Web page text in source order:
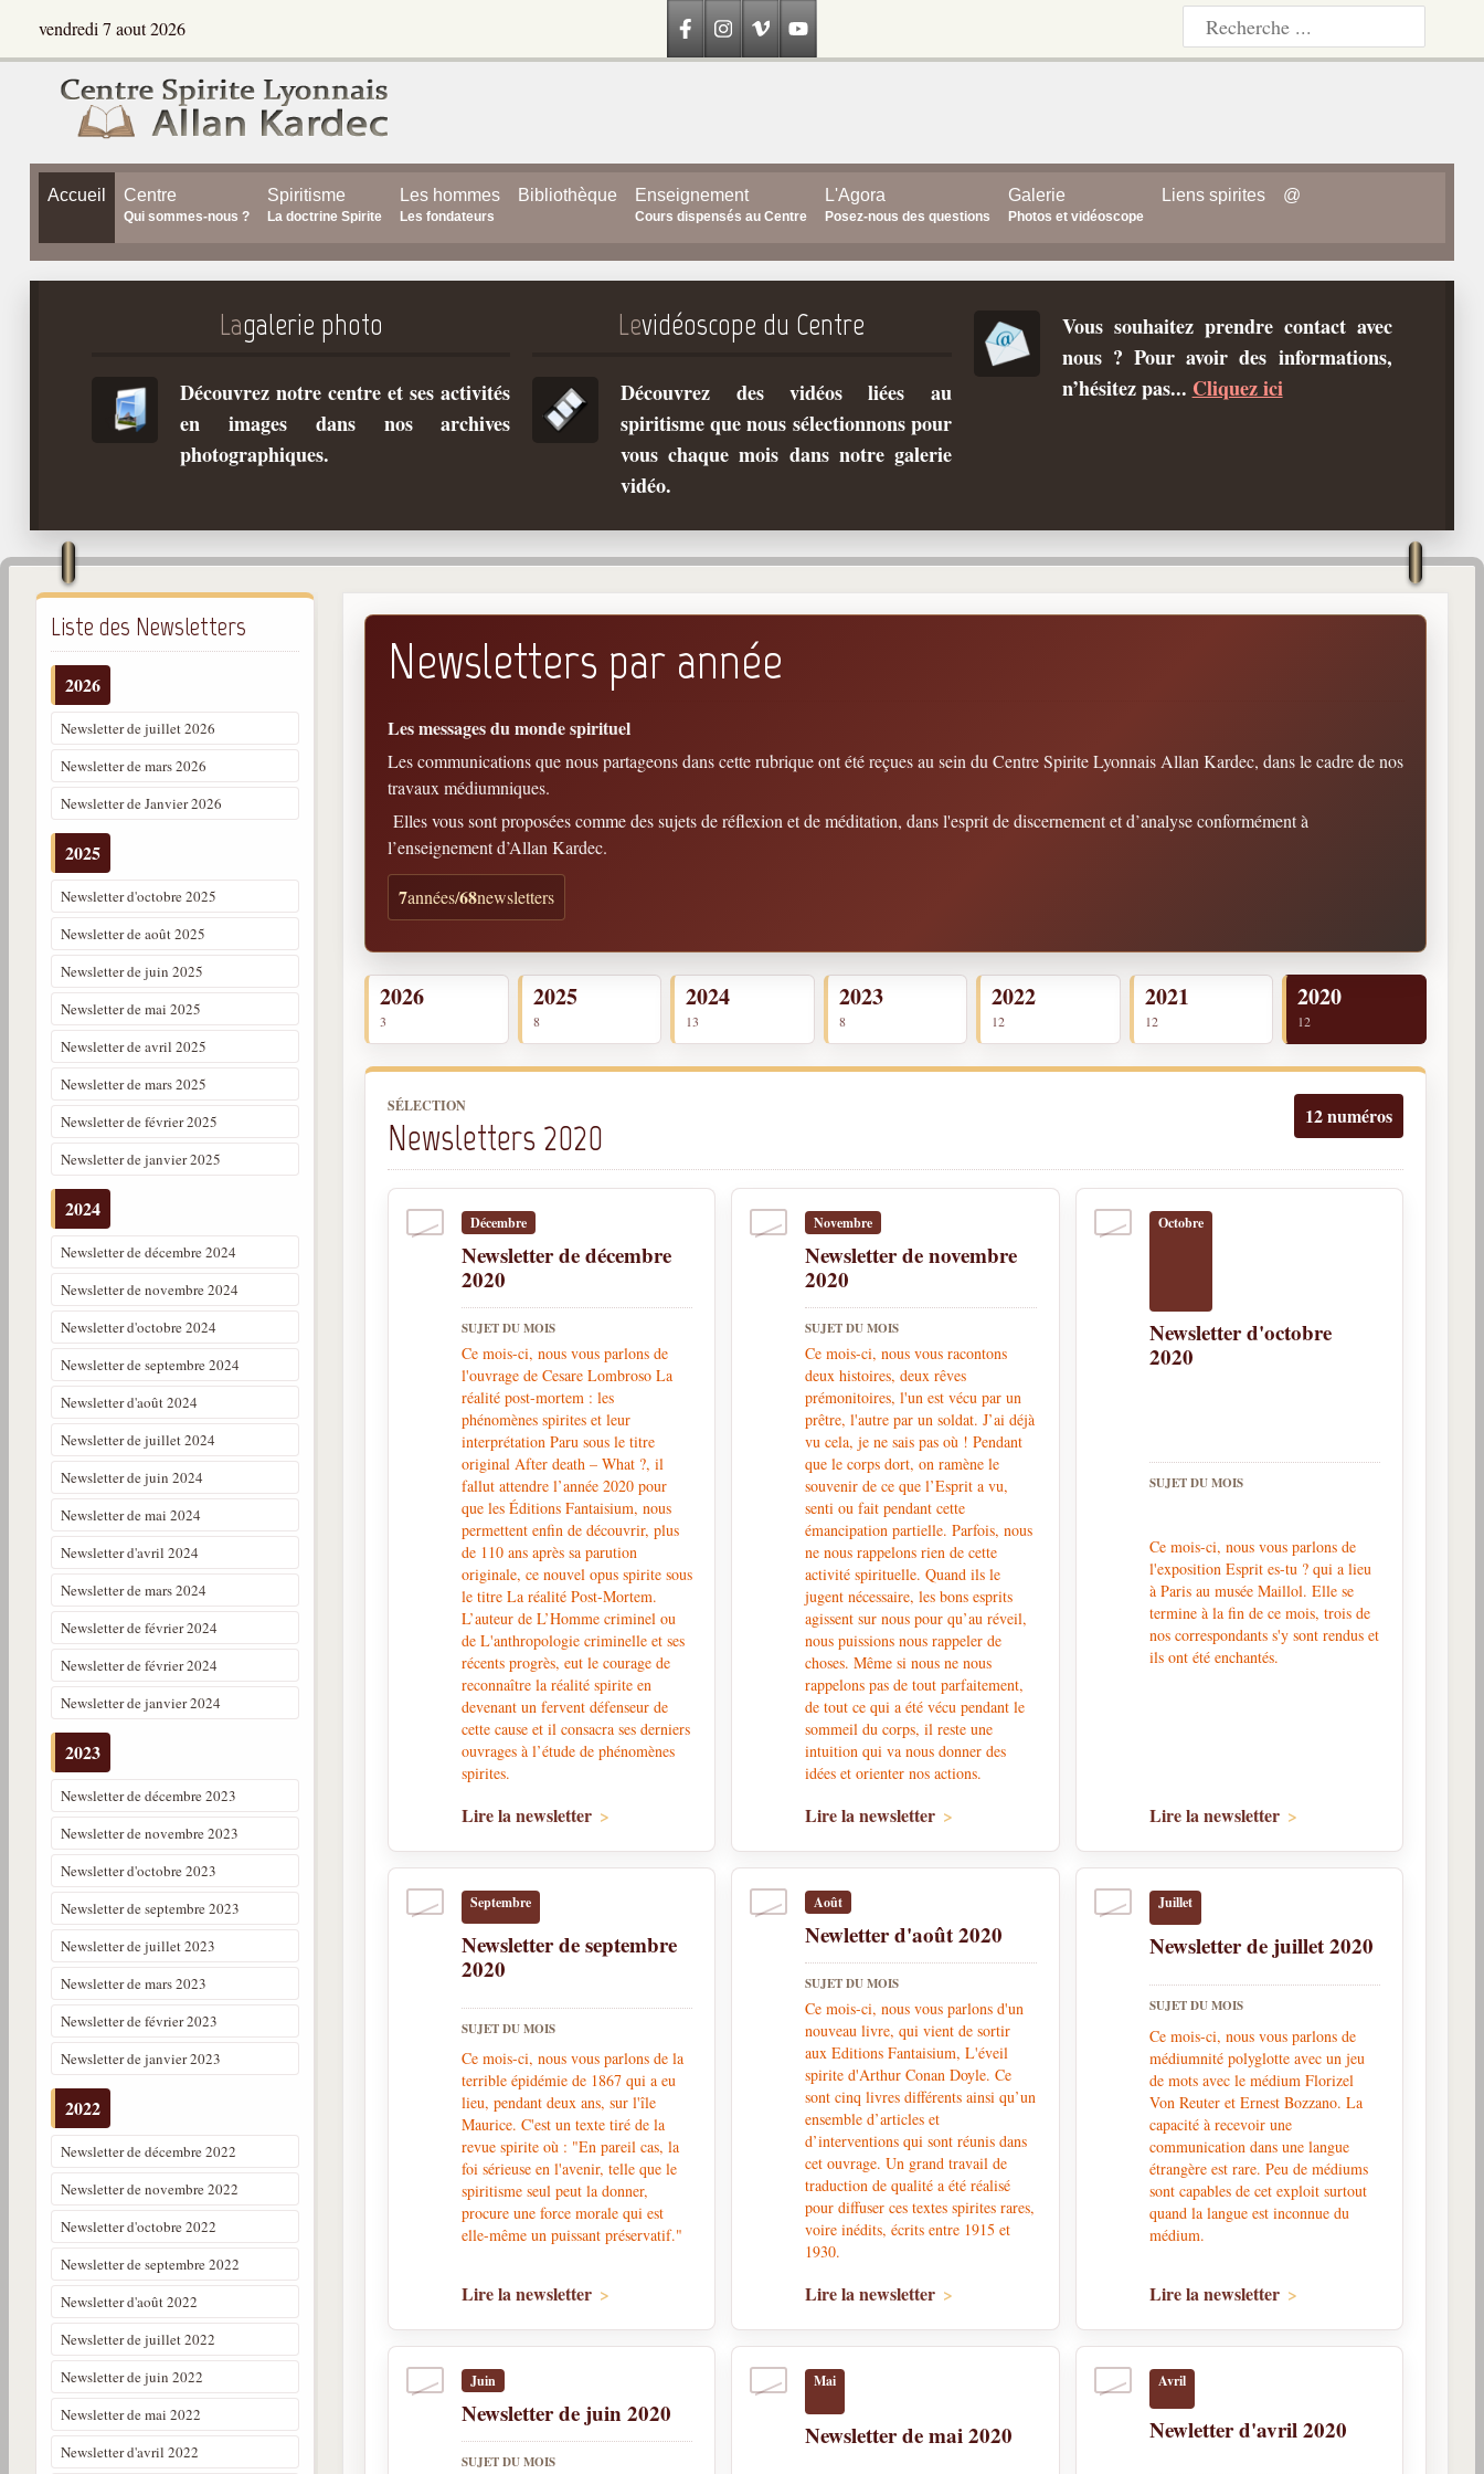
vendredi 7 aout 2026
Accueil Centre
Qui sommes-nous ?
Spiritisme
La doctrine Spirite
Les hommes
Les fondateurs
Bibliothèque Enseignement
Cours dispensés au Centre
L'Agora
Posez-nous des questions
Galerie
Photos et vidéoscope
Liens spirites @
Lagalerie photo
Découvrez notre centre et ses activités
en images dans nos archives
photographiques.
Levidéoscope du Centre
Découvrez des vidéos liées au
spiritisme que nous sélectionnons pour
vous chaque mois dans notre galerie
vidéo.
Vous souhaitez prendre contact avec
nous ? Pour avoir des informations,
n’hésitez pas... Cliquez ici
Liste des Newsletters
2026
Newsletter de juillet 2026
Newsletter de mars 2026
Newsletter de Janvier 2026
2025
Newsletter d'octobre 2025
Newsletter de août 2025
Newsletter de juin 2025
Newsletter de mai 2025
Newsletter de avril 2025
Newsletter de mars 2025
Newsletter de février 2025
Newsletter de janvier 2025
2024
Newsletter de décembre 2024
Newsletter de novembre 2024
Newsletter d'octobre 2024
Newsletter de septembre 2024
Newsletter d'août 2024
Newsletter de juillet 2024
Newsletter de juin 2024
Newsletter de mai 2024
Newsletter d'avril 2024
Newsletter de mars 2024
Newsletter de février 2024
Newsletter de février 2024
Newsletter de janvier 2024
2023
Newsletter de décembre 2023
Newsletter de novembre 2023
Newsletter d'octobre 2023
Newsletter de septembre 2023
Newsletter de juillet 2023
Newsletter de mars 2023
Newsletter de février 2023
Newsletter de janvier 2023
2022
Newsletter de décembre 2022
Newsletter de novembre 2022
Newsletter d'octobre 2022
Newsletter de septembre 2022
Newsletter d'août 2022
Newsletter de juillet 2022
Newsletter de juin 2022
Newsletter de mai 2022
Newsletter d'avril 2022
Newsletters par année
Les messages du monde spirituel
Les communications que nous partageons dans cette rubrique ont été reçues au sein du Centre Spirite Lyonnais Allan Kardec, dans le cadre de nos
travaux médiumniques.
Elles vous sont proposées comme des sujets de réflexion et de méditation, dans l'esprit de discernement et d’analyse conformément à
l’enseignement d’Allan Kardec.
7années/68newsletters
2026
3
2025
8
2024
13
2023
8
2022
12
2021
12
2020
12
SÉLECTION
Newsletters 2020
12 numéros
Décembre
Newsletter de décembre
2020
SUJET DU MOIS
Ce mois-ci, nous vous parlons de
l'ouvrage de Cesare Lombroso La
réalité post-mortem : les
phénomènes spirites et leur
interprétation Paru sous le titre
original After death – What ?, il
fallut attendre l’année 2020 pour
que les Éditions Fantaisium, nous
permettent enfin de découvrir, plus
de 110 ans après sa parution
originale, ce nouvel opus spirite sous
le titre La réalité Post-Mortem.
L’auteur de L’Homme criminel ou
de L'anthropologie criminelle et ses
récents progrès, eut le courage de
reconnaître la réalité spirite en
devenant un fervent défenseur de
cette cause et il consacra ses derniers
ouvrages à l’étude de phénomènes
spirites.
Lire la newsletter
Novembre
Newsletter de novembre
2020
SUJET DU MOIS
Ce mois-ci, nous vous racontons
deux histoires, deux rêves
prémonitoires, l'un est vécu par un
prêtre, l'autre par un soldat. J’ai déjà
vu cela, je ne sais pas où ! Pendant
que le corps dort, on ramène le
souvenir de ce que l’Esprit a vu,
senti ou fait pendant cette
émancipation partielle. Parfois, nous
ne nous rappelons rien de cette
activité spirituelle. Quand ils le
jugent nécessaire, les bons esprits
agissent sur nous pour qu’au réveil,
nous puissions nous rappeler de
choses. Même si nous ne nous
rappelons pas de tout parfaitement,
de tout ce qui a été vécu pendant le
sommeil du corps, il reste une
intuition qui va nous donner des
idées et orienter nos actions.
Lire la newsletter
Octobre
Newsletter d'octobre
2020
SUJET DU MOIS
Ce mois-ci, nous vous parlons de
l'exposition Esprit es-tu ? qui a lieu
à Paris au musée Maillol. Elle se
termine à la fin de ce mois, trois de
nos correspondants s'y sont rendus et
ils ont été enchantés.
Lire la newsletter
Septembre
Newsletter de septembre
2020
SUJET DU MOIS
Ce mois-ci, nous vous parlons de la
terrible épidémie de 1867 qui a eu
lieu, pendant deux ans, sur l'île
Maurice. C'est un texte tiré de la
revue spirite où : "En pareil cas, la
foi sérieuse en l'avenir, telle que le
spiritisme seul peut la donner,
procure une force morale qui est
elle-même un puissant préservatif."
Lire la newsletter
Août
Newletter d'août 2020
SUJET DU MOIS
Ce mois-ci, nous vous parlons d'un
nouveau livre, qui vient de sortir
aux Editions Fantaisium, L'éveil
spirite d'Arthur Conan Doyle. Ce
sont cinq livres différents ainsi qu’un
ensemble d’articles et
d’interventions qui sont réunis dans
cet ouvrage. Un grand travail de
traduction de qualité a été réalisé
pour diffuser ces textes spirites rares,
voire inédits, écrits entre 1915 et
1930.
Lire la newsletter
Juillet
Newsletter de juillet 2020
SUJET DU MOIS
Ce mois-ci, nous vous parlons de
médiumnité polyglotte avec un jeu
de mots avec le médium Florizel
Von Reuter et Ernest Bozzano. La
capacité à recevoir une
communication dans une langue
étrangère est rare. Peu de médiums
sont capables de cet exploit surtout
quand la langue est inconnue du
médium.
Lire la newsletter
Juin
Newsletter de juin 2020
SUJET DU MOIS
Mai
Newsletter de mai 2020
Avril
Newletter d'avril 2020